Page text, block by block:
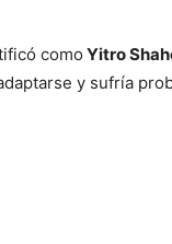
como Yitro
y sufría